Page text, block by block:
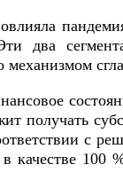
два
механизмом
получать
с
100